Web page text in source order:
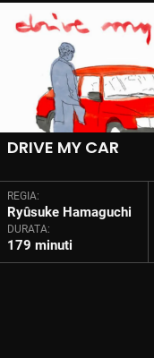
DRIVE MY CAR
REGIA:
Ryûsuke Hamaguchi
DURATA:
179 minuti